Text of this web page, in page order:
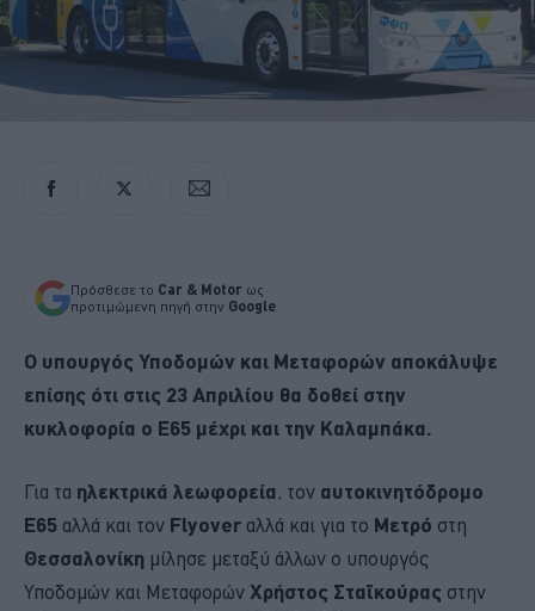
Πρόσθεσε το Car & Motor ως
προτιμώμενη πηγή στην Google
Ο υπουργός Υποδομών και Μεταφορών αποκάλυψε
επίσης ότι στις 23 Απριλίου θα δοθεί στην
κυκλοφορία ο Ε65 μέχρι και την Καλαμπάκα.
Για τα ηλεκτρικά λεωφορεία, τον αυτοκινητόδρομο
Ε65 αλλά και τον Flyover αλλά και για το Μετρό στη
Θεσσαλονίκη μίλησε μεταξύ άλλων ο υπουργός
Υποδομών και Μεταφορών Χρήστος Σταϊκούρας στην